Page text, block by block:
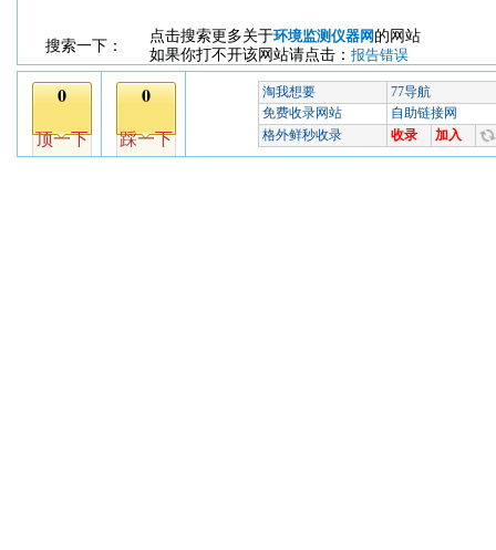
搜索一下：
点击搜索更多关于环境监测仪器网 的网站
如果你打不开该网站请点击： 报告错误